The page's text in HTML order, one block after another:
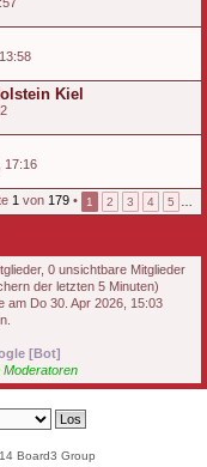
Kiel
17:16
1 von 179 • 1 2 3 4 5
0 unsichtbare Mitglieder
der letzten 5 Minuten)
am Do 30. Apr 2026, 15:03
[Bot]
Moderatoren
Board3 Group